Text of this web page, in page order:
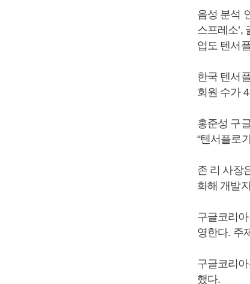
음성 분석
스프레소’,
업도 텐서
한국 텐서
회원 수가
홍준성 구
“텐서플로
존 리 사장
화해 개발
구글코리
영한다. 주
구글코리
했다.